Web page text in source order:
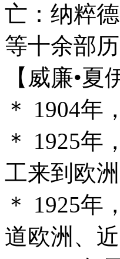
亡：纳粹
等十余部历
【威廉•
＊ 1904年
＊ 1925年
工来到欧
＊ 1925年
道欧洲、